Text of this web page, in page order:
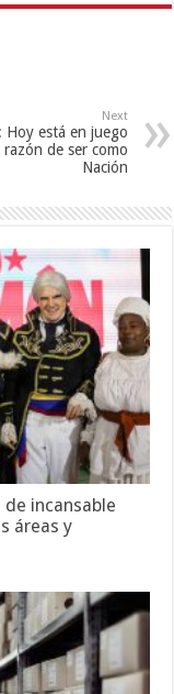
Next
Hoy está en juego
de ser como
Nación
de incansable
áreas y